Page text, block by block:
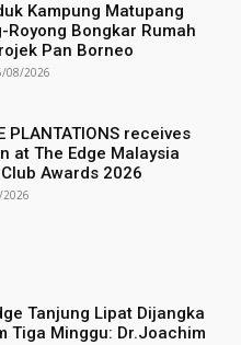
Kampung Matupang
Royong Bongkar Rumah
Pan Borneo
08/2026
PLANTATIONS receives
at The Edge Malaysia
Awards 2026
Tanjung Lipat Dijangka
Tiga Minggu: Dr.Joachim